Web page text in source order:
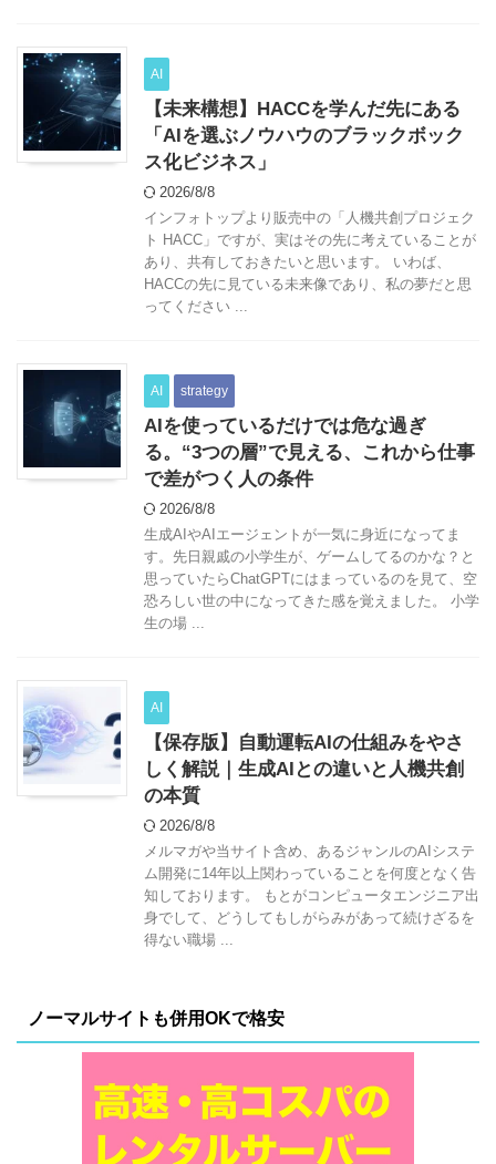
AI
【未来構想】HACCを学んだ先にある
「AIを選ぶノウハウのブラックボック
ス化ビジネス」
2026/8/8
インフォトップより販売中の「人機共創プロジェク
ト HACC」ですが、実はその先に考えていることが
あり、共有しておきたいと思います。 いわば、
HACCの先に見ている未来像であり、私の夢だと思
ってください ...
AI strategy
AIを使っているだけでは危な過ぎ
る。“3つの層”で見える、これから仕事
で差がつく人の条件
2026/8/8
生成AIやAIエージェントが一気に身近になってま
す。先日親戚の小学生が、ゲームしてるのかな？と
思っていたらChatGPTにはまっているのを見て、空
恐ろしい世の中になってきた感を覚えました。 小学
生の場 ...
AI
【保存版】自動運転AIの仕組みをやさ
しく解説｜生成AIとの違いと人機共創
の本質
2026/8/8
メルマガや当サイト含め、あるジャンルのAIシステ
ム開発に14年以上関わっていることを何度となく告
知しております。 もとがコンピュータエンジニア出
身でして、どうしてもしがらみがあって続けざるを
得ない職場 ...
ノーマルサイトも併用OKで格安